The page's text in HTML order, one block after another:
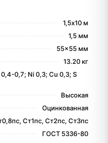
1,5х10 м
1,5 мм
55x55 мм
13.20 кг
0,7; Ni 0,3; Сu 0,3; S
Высокая
Оцинкованная
Ст1пс, Ст2пс, Ст3пс
ГОСТ 5336-80